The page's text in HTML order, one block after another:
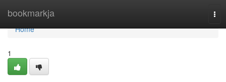
bookmarkja
Home
Home
1